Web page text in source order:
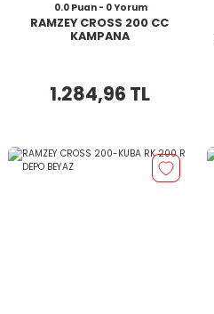
0.0 Puan - 0 Yorum
RAMZEY CROSS 200 CC
KAMPANA
1.284,96 TL